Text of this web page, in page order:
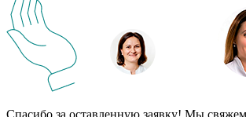
Спасибо за оставленную заявку! Мы